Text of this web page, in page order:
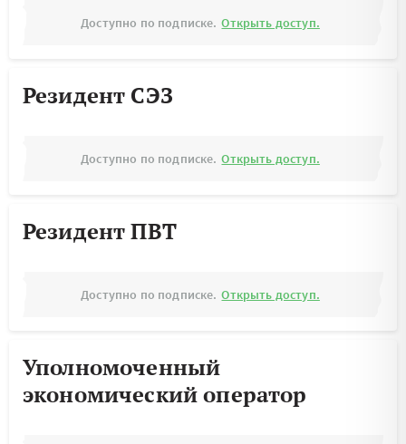
Доступно по подписке. Открыть доступ.
Резидент СЭЗ
Доступно по подписке. Открыть доступ.
Резидент ПВТ
Доступно по подписке. Открыть доступ.
Уполномоченный
экономический оператор